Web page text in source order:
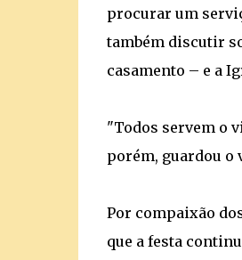
procurar um
também discutir
casamento – e a
"Todos servem o
porém, guardou o
Por compaixão
que a festa